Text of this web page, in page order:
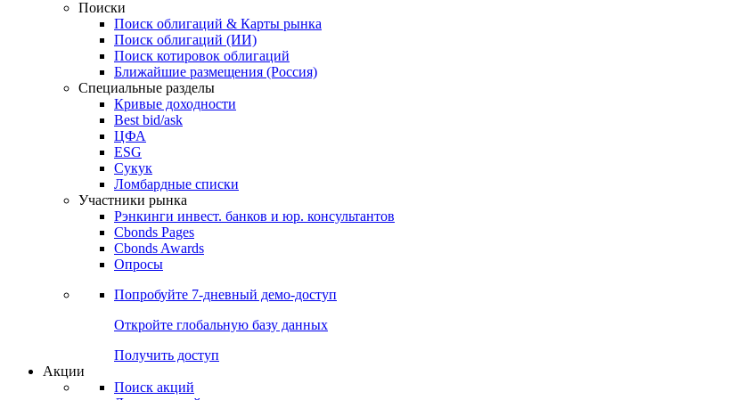
ежеквартальный аналитический журнал
Облигации
Поиски
Поиск облигаций & Карты рынка
Поиск облигаций (ИИ)
Поиск котировок облигаций
Ближайшие размещения (Россия)
Специальные разделы
Кривые доходности
Best bid/ask
ЦФА
ESG
Сукук
Ломбардные списки
Участники рынка
Рэнкинги инвест. банков и юр. консультантов
Cbonds Pages
Cbonds Awards
Опросы
Попробуйте7-дневный
Откройте глобальную базу данных